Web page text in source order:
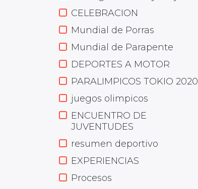
CELEBRACION
Mundial de Porras
Mundial de Parapente
DEPORTES A MOTOR
PARALIMPICOS TOKIO 2020
juegos olimpicos
ENCUENTRO DE
JUVENTUDES
resumen deportivo
EXPERIENCIAS
Procesos